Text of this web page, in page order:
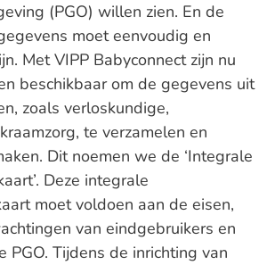
(PGO) willen zien. En de
moet eenvoudig en
Met VIPP Babyconnect zijn nu
beschikbaar om de gegevens uit
zoals verloskundige,
te verzamelen en
Dit noemen we de ‘Integrale
Deze integrale
moet voldoen aan de eisen,
van eindgebruikers en
PGO. Tijdens de inrichting van